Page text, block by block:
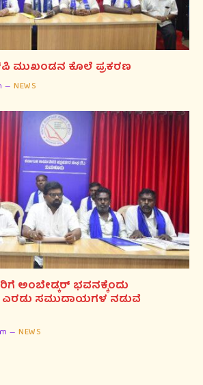
ಮುಖಂಡನ ಕೊಲೆ ಪ್ರಕರಣ
NEWS
ಅಂಬೇಡ್ಕರ್ ಭವನಕ್ಕೆಂದು
ಎರಡು ಸಮುದಾಯಗಳ ನಡುವೆ
NEWS